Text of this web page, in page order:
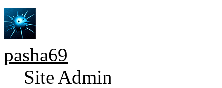
pasha69
Site Admin